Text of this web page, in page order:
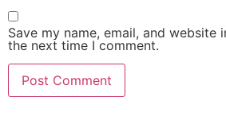
Save my name, email, and website
the next time I comment.